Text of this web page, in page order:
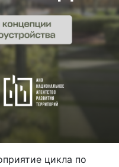
цикла по